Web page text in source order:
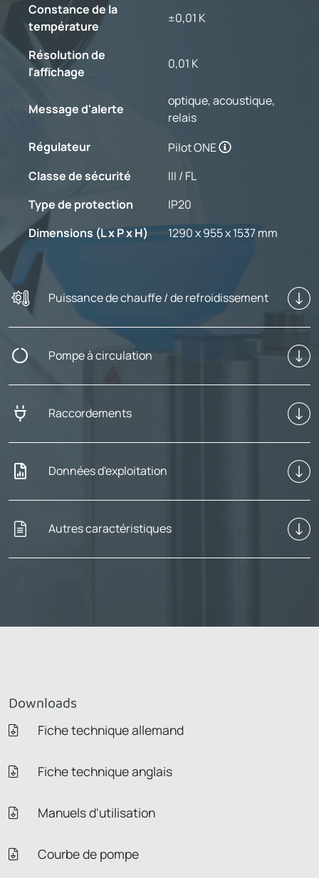
Constance de la
température
±0,01 K
Résolution de
l'affichage
0,01 K
Message d'alerte
optique, acoustique,
relais
Régulateur
Pilot ONE
Classe de sécurité
III / FL
Type de protection
IP20
Dimensions (L x P x H)
1290 x 955 x 1537 mm
Puissance de chauffe / de refroidissement
Pompe à circulation
Raccordements
Données d'exploitation
Autres caractéristiques
Downloads
Fiche technique allemand
Fiche technique anglais
Manuels d'utilisation
Courbe de pompe